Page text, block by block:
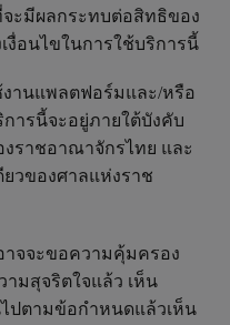
ะมีผลกระทบต่อสิทธิของ
งื่อนไขในการใช้บริการนี้
งานแพลตฟอร์มและ/หรือ
ารนี้จะอยู่ภายใต้บังคับ
ราชอาณาจักรไทย และ
วของศาลแห่งราช
าจจะขอความคุ้มครอง
มสุจริตใจแล้ว เห็น
ปตามข้อกำหนดแล้วเห็น